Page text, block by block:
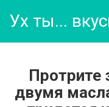
Ух ты...
Протрите
двумя